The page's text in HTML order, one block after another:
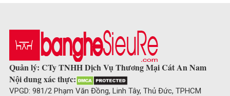
Quản lý: CTy TNHH Dịch Vụ Thương Mại Cát An Nam
Nội dung xác thực:
VPGD: 981/2 Phạm Văn Đồng, Linh Tây, Thủ Đức, TPHCM